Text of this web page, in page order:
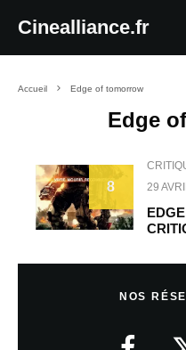
Cinealliance.fr
Accueil Edge of tomorrow
Edge
8
29
NOS